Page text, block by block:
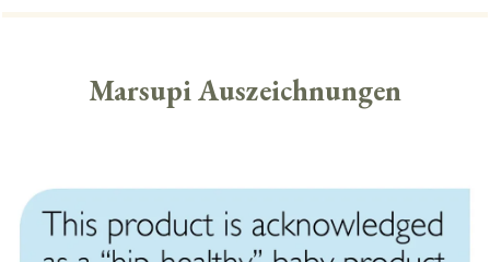
Marsupi Auszeichnungen